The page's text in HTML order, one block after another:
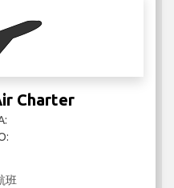
Charter
班